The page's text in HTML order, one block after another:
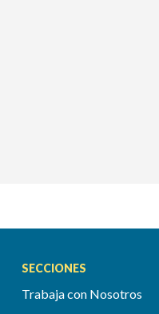
SECCIONES
Trabaja con Nosotros